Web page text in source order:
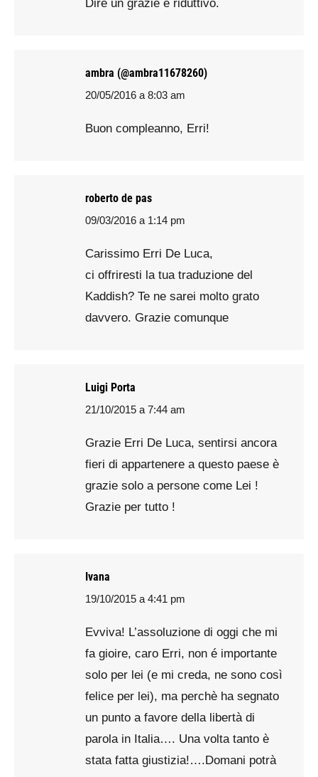
Dire un grazie è riduttivo.
ambra (@ambra11678260)
says:
20/05/2016 a 8:03 am
Buon compleanno, Erri!
roberto de pas
says:
09/03/2016 a 1:14 pm
Carissimo Erri De Luca,
ci offriresti la tua traduzione del
Kaddish? Te ne sarei molto grato
davvero. Grazie comunque
Luigi Porta
says:
21/10/2015 a 7:44 am
Grazie Erri De Luca, sentirsi ancora
fieri di appartenere a questo paese è
grazie solo a persone come Lei !
Grazie per tutto !
Ivana
says:
19/10/2015 a 4:41 pm
Evviva! L’assoluzione di oggi che mi
fa gioire, caro Erri, non é importante
solo per lei (e mi creda, ne sono così
felice per lei), ma perchè ha segnato
un punto a favore della libertà di
parola in Italia…. Una volta tanto è
stata fatta giustizia!….Domani potrà